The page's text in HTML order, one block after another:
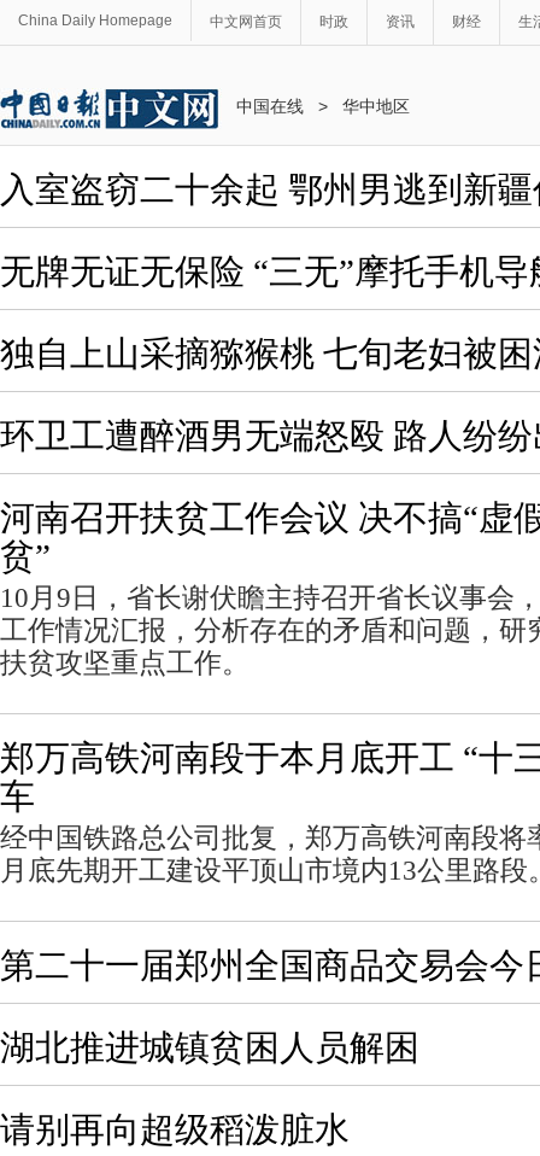
China Daily Homepage 中文网首页 时政 资讯 财经 生
中国在线 > 华中地区
入室盗窃二十余起 鄂州男逃到新
无牌无证无保险 “三无”摩托手机
独自上山采摘猕猴桃 七旬老妇被
环卫工遭醉酒男无端怒殴 路人纷
河南召开扶贫工作会议 决不搞“虚
贫”
10月9日，省长谢伏瞻主持召开省长议事会
工作情况汇报，分析存在的矛盾和问题，研
扶贫攻坚重点工作。
郑万高铁河南段于本月底开工 “十
车
经中国铁路总公司批复，郑万高铁河南段将
月底先期开工建设平顶山市境内13公里路段
第二十一届郑州全国商品交易会今
湖北推进城镇贫困人员解困
请别再向超级稻泼脏水